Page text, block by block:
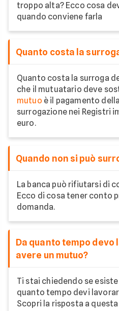
troppo alta? Ecco cosa
quando conviene farla
Quanto costa la
Quanto costa la surroga
che il mutuatario deve
mutuo è il pagamento
surrogazione nei Registri
euro.
Quando non si può
La banca può rifiutarsi di
Ecco di cosa tener conto
domanda.
Da quanto tempo devo
avere un mutuo?
Ti stai chiedendo se
quanto tempo devi
Scopri la risposta a